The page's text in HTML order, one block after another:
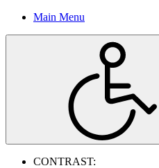
Main Menu
CONTRAST: